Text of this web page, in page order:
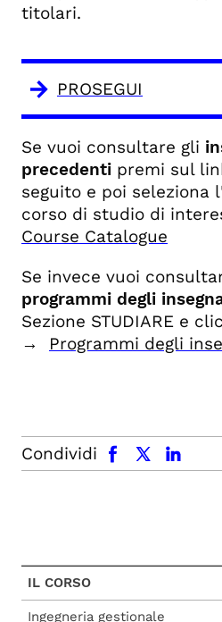
titolari.
PROSEGUI
Se vuoi consultare gli
precedenti premi sul
seguito e poi seleziona
corso di studio di
Course Catalogue
Se invece vuoi
programmi degli
Sezione STUDIARE e
→ Programmi degli
Condividi
facebook x.com linkedin
IL CORSO
Ingegneria gestionale